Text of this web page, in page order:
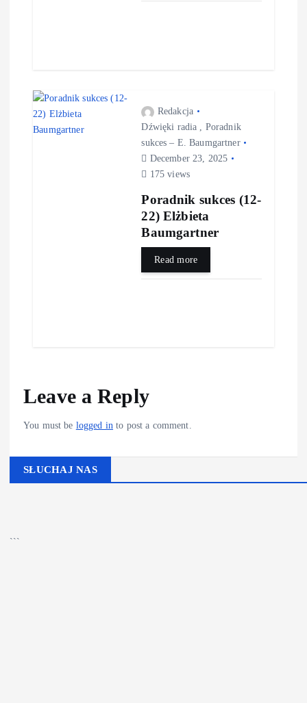
Redakcja
Dźwięki radia
Poradnik
sukces – E. Baumgartner
December 23, 2025
175 views
Poradnik sukces (12-
22) Elżbieta
Baumgartner
Read more
Leave a Reply
You must be logged in to post a comment.
SŁUCHAJ NAS
```